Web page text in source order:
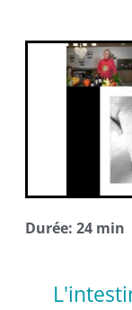
Durée: 24 min